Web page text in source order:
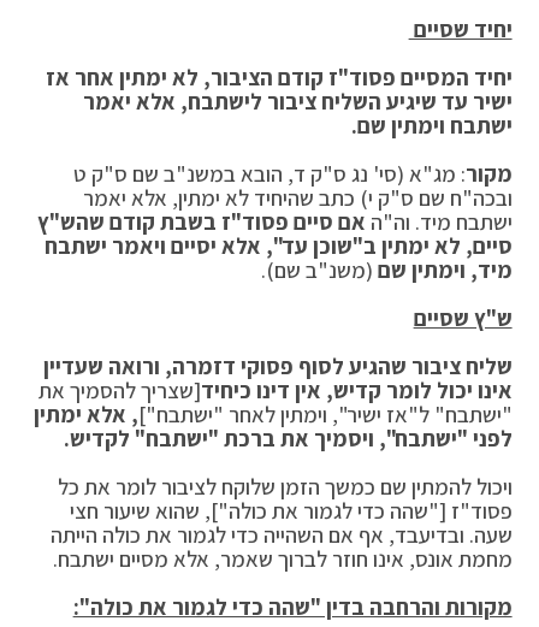
יחיד שסיים
יחיד המסיים פסוד"ז קודם הציבור, לא ימתין אחר אז
ישיר עד שיגיע השליח ציבור לישתבח, אלא יאמר
ישתבח וימתין שם.
מקור: מג"א (סי' נג ס"ק ד, הובא במשנ"ב שם ס"ק ט
ובכה"ח שם ס"ק י) כתב שהיחיד לא ימתין, אלא יאמר
ישתבח מיד. וה"ה אם סיים פסוד"ז בשבת קודם שהש"ץ
סיים, לא ימתין ב"שוכן עד", אלא יסיים ויאמר ישתבח
מיד, וימתין שם (משנ"ב שם).
ש"ץ שסיים
שליח ציבור שהגיע לסוף פסוקי דזמרה, ורואה שעדיין
אינו יכול לומר קדיש, אין דינו כיחיד[שצריך להסמיך את
"ישתבח" ל"אז ישיר", וימתין לאחר "ישתבח"], אלא ימתין
לפני "ישתבח", ויסמיך את ברכת "ישתבח" לקדיש.
ויכול להמתין שם כמשך הזמן שלוקח לציבור לומר את כל
פסוד"ז ["שהה כדי לגמור את כולה"], שהוא שיעור חצי
שעה. ובדיעבד, אף אם השהייה כדי לגמור את כולה הייתה
מחמת אונס, אינו חוזר לברוך שאמר, אלא מסיים ישתבח.
מקורות והרחבה בדין "שהה כדי לגמור את כולה":